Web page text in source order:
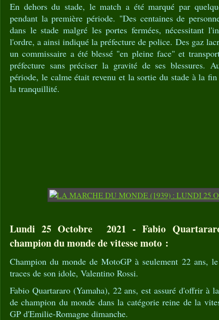
En dehors du stade, le match a été marqué par
pendant la première période. "Des centaines de
dans le stade malgré les portes fermées, nécessitant
l'ordre, a ainsi indiqué la préfecture de police. Des gaz
un commissaire a été blessé "en pleine face" et
préfecture sans préciser la gravité de ses blessures.
période, le calme était revenu et la sortie du stade à la
la tranquillité.
Lundi 25 Octobre 2021 - Fabio
champion du monde de vitesse moto :
Champion du monde de MotoGP à seulement 22 ans,
traces de son idole, Valentino Rossi.
Fabio Quartararo (Yamaha), 22 ans, est assuré d'offrir à
de champion du monde dans la catégorie reine de la
GP d'Emilie-Romagne dimanche.